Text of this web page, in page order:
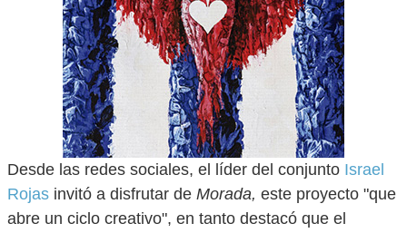
Desde las redes sociales, el líder del conjunto Israel
Rojas invitó a disfrutar de Morada, este proyecto "que
abre un ciclo creativo", en tanto destacó que el